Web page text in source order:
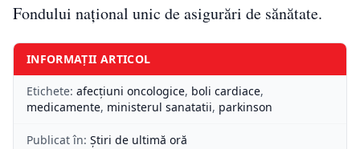
Fondului național unic de asigurări de sănătate.
INFORMAȚII ARTICOL
Etichete: afecţiuni oncologice, boli cardiace,
medicamente, ministerul sanatatii, parkinson
Publicat în: Știri de ultimă oră